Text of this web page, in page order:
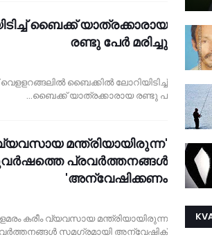
ബൈക്ക് യാത്രക്കാരായ
രണ്ടു പേര്‍ മരിച്ചു
ബൈക്കില്‍ ലോറിയിടിച്ച്
ബൈക്ക് യാത്രക്കാരായ രണ്ടു പ…
മന്ത്രിയായിരുന്ന
പ്രവര്‍ത്തനങ്ങള്‍
അന്വേഷിക്കണം'
കരീം വ്യവസായ മന്ത്രിയായിരുന്ന
സമഗ്രമായി അന്വേഷിക്…